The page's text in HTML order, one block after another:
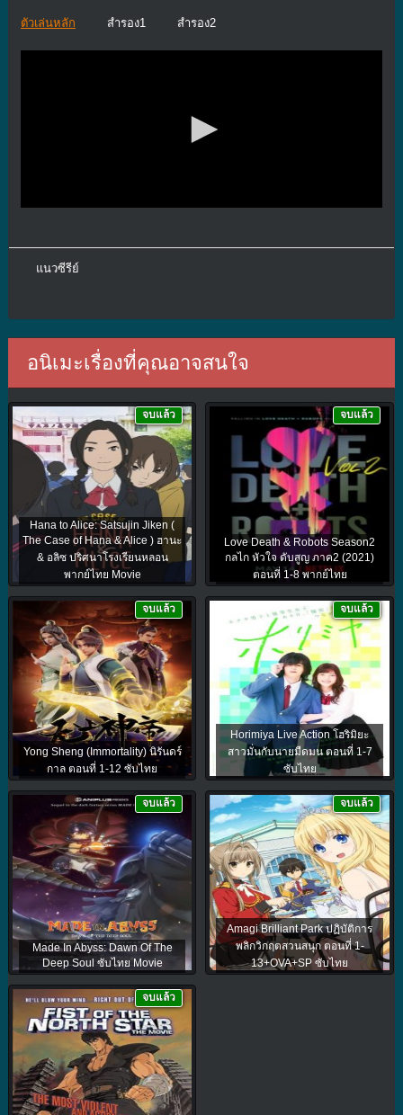
ตัวเล่นหลัก สำรอง1 สำรอง2
แนวซีรีย์
อนิเมะเรื่องที่คุณอาจสนใจ
Hana to Alice: Satsujin Jiken (
The Case of Hana & Alice ) ฮานะ
& อลิซ ปริศนาโรงเรียนหลอน
พากย์ไทย Movie
จบแล้ว
Love Death & Robots Season2
กลไก หัวใจ ดับสูญ ภาค2 (2021)
ตอนที่ 1-8 พากย์ไทย
จบแล้ว
Yong Sheng (Immortality) นิรันดร์
กาล ตอนที่ 1-12 ซับไทย
จบแล้ว
Horimiya Live Action โฮริมิยะ
สาวมั่นกับนายมืดมน ตอนที่ 1-7
ซับไทย
จบแล้ว
Made In Abyss: Dawn Of The
Deep Soul ซับไทย Movie
จบแล้ว
Amagi Brilliant Park ปฏิบัติการ
พลิกวิกฤตสวนสนุก ตอนที่ 1-
13+OVA+SP ซับไทย
จบแล้ว
จบแล้ว